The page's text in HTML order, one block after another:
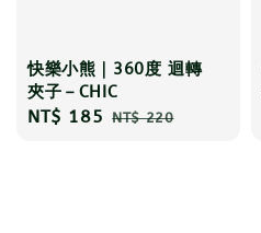
快樂小熊｜360度 迴轉
夾子－CHIC
Sale
NT$ 185 Regular
NT$ 220